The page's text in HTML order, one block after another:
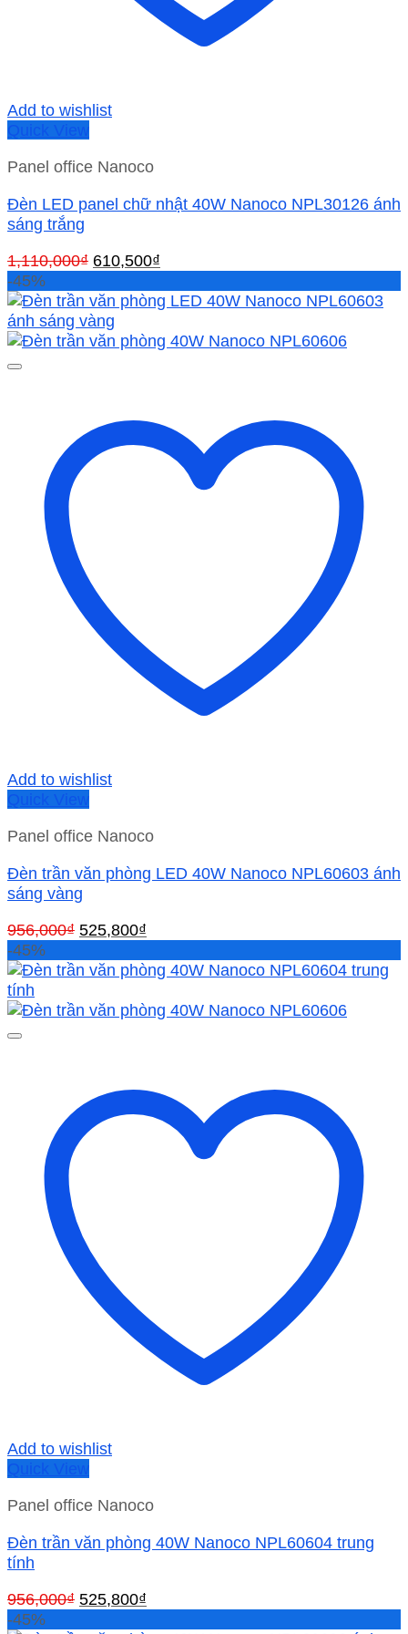
Add to wishlist
Quick View
Panel office Nanoco
Đèn LED panel chữ nhật 40W Nanoco NPL30126 ánh
sáng trắng
1,110,000₫ Giá
là:
1,110,000₫.
610,500₫
tại
610,500₫.
-45%
Add to wishlist
Quick View
Panel office Nanoco
Đèn trần văn phòng LED 40W Nanoco NPL60603 ánh
sáng vàng
956,000₫ Giá
là:
525,800₫
tại
525,800₫.
-45%
Add to wishlist
Quick View
Panel office Nanoco
Đèn trần văn phòng 40W Nanoco NPL60604 trung
tính
956,000₫ Giá
525,800₫
-45%